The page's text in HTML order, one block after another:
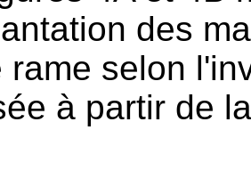
des
rame selon
à partir de